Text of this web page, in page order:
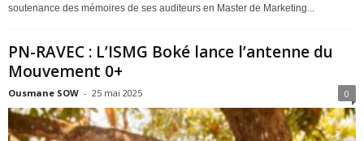
soutenance des mémoires de ses auditeurs en Master de Marketing...
PN-RAVEC : L’ISMG Boké lance l’antenne du
Mouvement 0+
Ousmane SOW - 25 mai 2025 0